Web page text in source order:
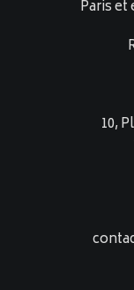
Paris
10,